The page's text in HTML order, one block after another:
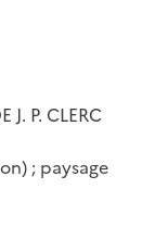
J. P. CLERC
; paysage